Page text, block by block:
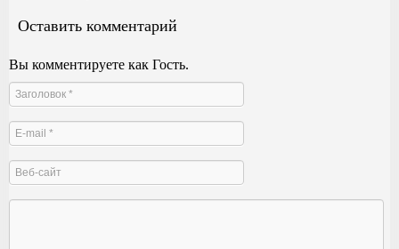
Оставить комментарий
Вы комментируете как Гость.